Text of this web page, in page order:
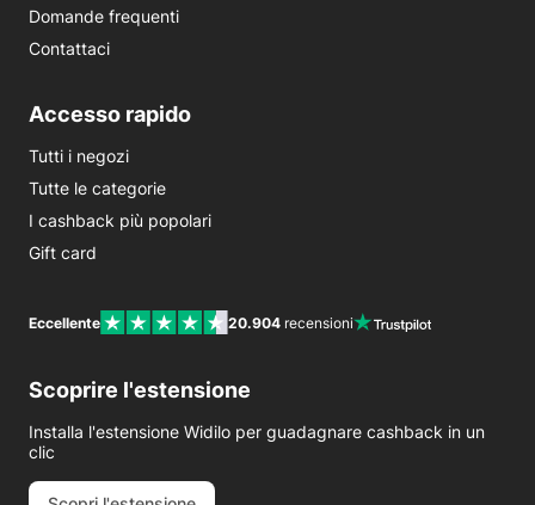
Domande frequenti
Contattaci
Accesso rapido
Tutti i negozi
Tutte le categorie
I cashback più popolari
Gift card
Eccellente 20.904 recensioni
Scoprire l'estensione
Installa l'estensione Widilo per guadagnare cashback in un
clic